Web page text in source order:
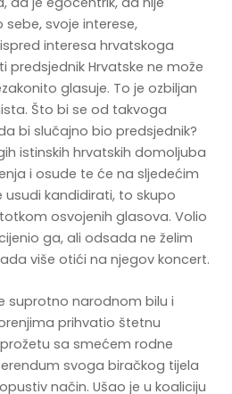
svoje interese,
interesa hrvatskoga
predsjednik Hrvatske ne može
glasuje. To je ozbiljan
Što bi se od takvoga
bi slučajno bio predsjednik?
istinskih hrvatskih domoljuba
i osude te će na sljedećim
kandidirati, to skupo
osvojenih glasova. Volio
ga, ali odsada ne želim
više otići na njegov koncert.
suprotno narodnom bilu i
prihvatio štetnu
sa smećem rodne
svoga biračkog tijela
način. Ušao je u koaliciju